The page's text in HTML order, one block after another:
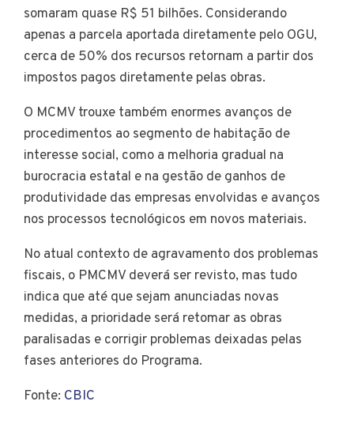
somaram quase R$ 51 bilhões. Considerando
apenas a parcela aportada diretamente pelo OGU,
cerca de 50% dos recursos retornam a partir dos
impostos pagos diretamente pelas obras.
O MCMV trouxe também enormes avanços de
procedimentos ao segmento de habitação de
interesse social, como a melhoria gradual na
burocracia estatal e na gestão de ganhos de
produtividade das empresas envolvidas e avanços
nos processos tecnológicos em novos materiais.
No atual contexto de agravamento dos problemas
fiscais, o PMCMV deverá ser revisto, mas tudo
indica que até que sejam anunciadas novas
medidas, a prioridade será retomar as obras
paralisadas e corrigir problemas deixadas pelas
fases anteriores do Programa.
Fonte: CBIC